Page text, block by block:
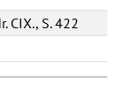
CIX., S. 422